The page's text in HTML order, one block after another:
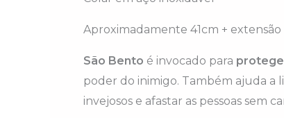
Aproximadamente 41cm + extensão
São Bento é invocado para
poder do inimigo. Também ajuda a
invejosos e afastar as pessoas sem